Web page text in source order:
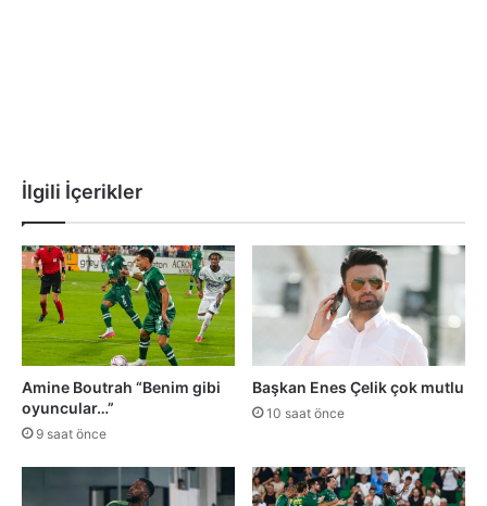
İlgili İçerikler
Amine Boutrah “Benim gibi
oyuncular…”
9 saat önce
Başkan Enes Çelik çok mutlu
10 saat önce